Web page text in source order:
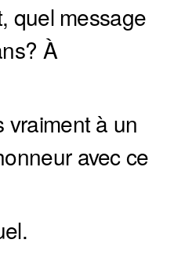
quel message
À
vraiment à un
avec ce